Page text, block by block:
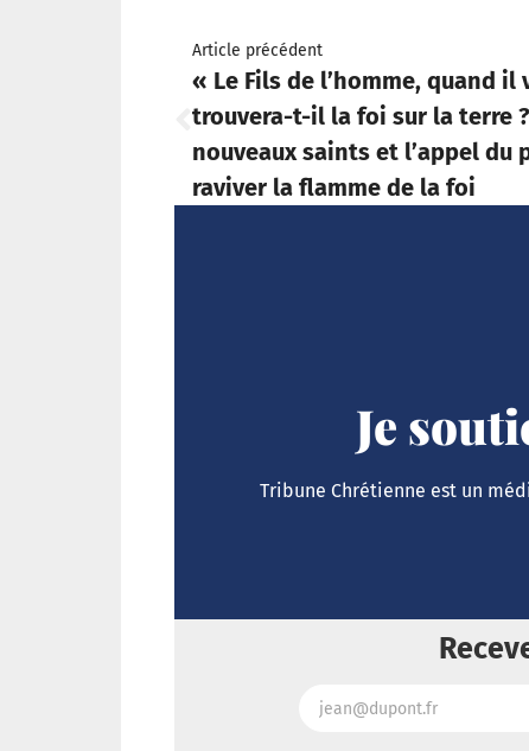
Article précédent
« Le Fils de l’homme, quand il
trouvera-t-il la foi sur la terre
nouveaux saints et l’appel du
raviver la flamme de la foi
Je
Tribune Chrétienne est un